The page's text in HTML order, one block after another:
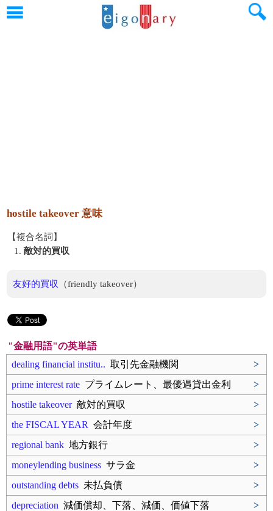
hostile takeover 意味
【複合名詞】
1. 敵対的買収
友好的買収 （friendly takeover）
"金融用語"の英単語
dealing financial institu.. 取引先金融機関
>
prime interest rate プライムレート、最優遇貸出金利
>
hostile takeover敵対的買収
>
the FISCAL YEAR 会計年度
>
regional bank 地方銀行
>
moneylending business サラ金
>
outstanding debts 未払負債
>
depreciation 減価償却、下落、減価、価値下落
>